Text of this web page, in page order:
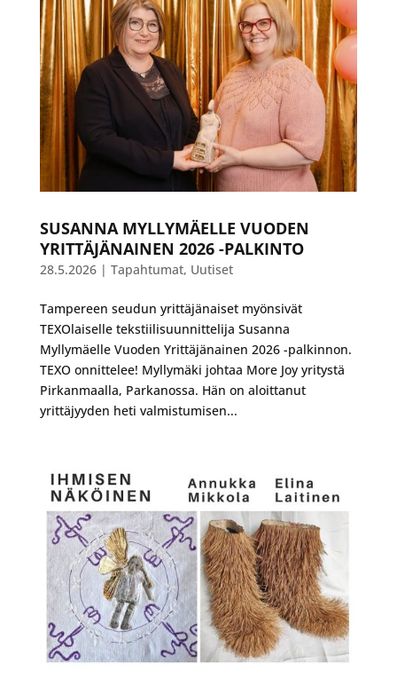
SUSANNA MYLLYMÄELLE VUODEN
YRITTÄJÄNAINEN 2026 -PALKINTO
28.5.2026| Tapahtumat, Uutiset
Tampereen seudun yrittäjänaiset myönsivät
TEXOlaiselle tekstiilisuunnittelija Susanna
Myllymäelle Vuoden Yrittäjänainen 2026 -palkinnon.
TEXO onnittelee! Myllymäki johtaa More Joy yritystä
Pirkanmaalla, Parkanossa. Hän on aloittanut
yrittäjyyden heti valmistumisen...